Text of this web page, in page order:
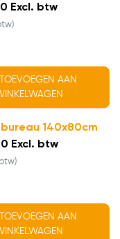
Excl. btw
TOEVOEGEN AAN
140x80cm
Excl. btw
TOEVOEGEN AAN